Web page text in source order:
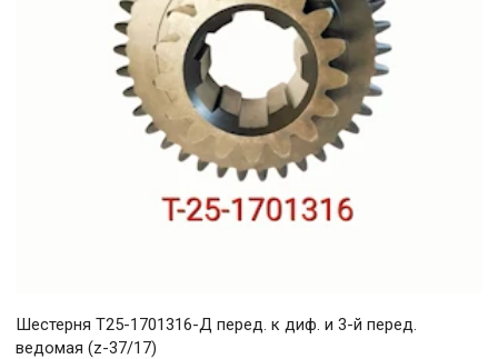
Шестерня Т25-1701316-Д перед. к диф. и 3-й перед.
ведомая (z-37/17)